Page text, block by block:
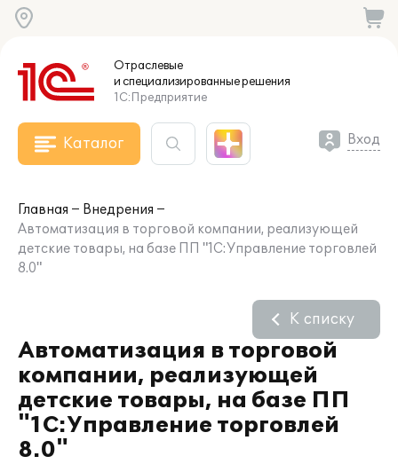
Отраслевые
и специализированныерешения
1С:Предприятие
Каталог Вход
Главная
Внедрения
Автоматизация в торговой компании, реализующей
детские товары, на базе ПП "1С:Управление торговлей
8.0"
Автоматизация в торговой
компании, реализующей
детские товары, на базе ПП
"1С:Управление торговлей
8.0"
К списку